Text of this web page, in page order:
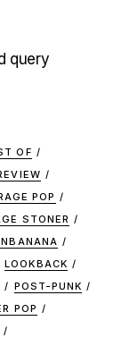
query
OF
POP
STONER
LOOKBACK
POST-PUNK
POP